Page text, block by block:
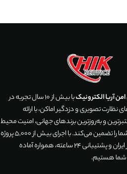
آریا الکترونیک
با بیش از 10 سال تجربه در
تصویری و دزدگیر اماکن، با ارائه
و به‌روزترین برندهای جهانی، امنیت محیط
زندگی و تجارت شما را تضمین می‌کند. با اجرای بیش از 5,000 پروژه
موفق در سراسر ایران و پشتیبانی 24 ساعته، همواره آماده
شما هستیم.